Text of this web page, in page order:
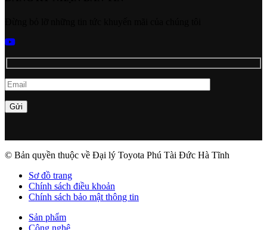
© Bản quyền thuộc về Đại lý Toyota Phú Tài Đức Hà Tĩnh
Sơ đồ trang
Chính sách điều khoản
Chính sách bảo mật thông tin
Sản phẩm